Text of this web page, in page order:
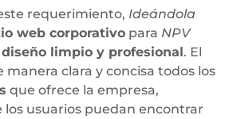
requerimiento, Ideándola
web corporativo para NPV
diseño limpio y profesional. El
manera clara y concisa todos los
que ofrece la empresa,
los usuarios puedan encontrar